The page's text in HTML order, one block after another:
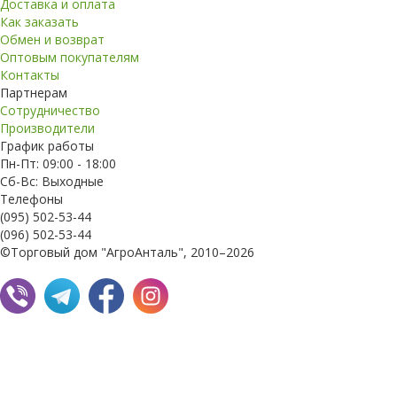
Доставка и оплата
Как заказать
Обмен и возврат
Оптовым покупателям
Контакты
Партнерам
Сотрудничество
Производители
График работы
Пн-Пт: 09:00 - 18:00
Сб-Вс: Выходные
Телефоны
(095) 502-53-44
(096) 502-53-44
©Торговый дом "АгроАнталь", 2010–2026